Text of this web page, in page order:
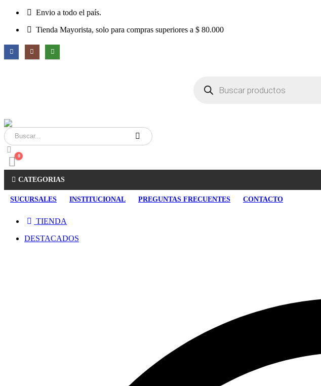
Envio a todo el país.
Tienda Mayorista, solo para compras superiores a $ 80.000
productos
0
CATEGORIAS
SUCURSALES INSTITUCIONAL PREGUNTAS FRECUENTES CONTACTO
TIENDA
DESTACADOS